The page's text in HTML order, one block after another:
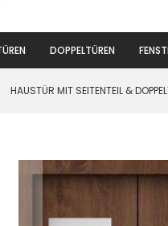
DOPPELTÜREN
HAUSTÜR MIT SEITENTEIL &